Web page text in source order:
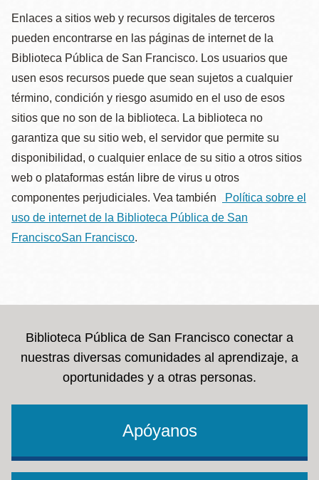
Enlaces a sitios web y recursos digitales de terceros
pueden encontrarse en las páginas de internet de la
Biblioteca Pública de San Francisco. Los usuarios que
usen esos recursos puede que sean sujetos a cualquier
término, condición y riesgo asumido en el uso de esos
sitios que no son de la biblioteca. La biblioteca no
garantiza que su sitio web, el servidor que permite su
disponibilidad, o cualquier enlace de su sitio a otros sitios
web o plataformas están libre de virus u otros
componentes perjudiciales. Vea también
Política sobre el
uso de internet de la Biblioteca Pública de San
FranciscoSan Francisco.
Biblioteca Pública de San Francisco conectar a
nuestras diversas comunidades al aprendizaje, a
oportunidades y a otras personas.
Apóyanos